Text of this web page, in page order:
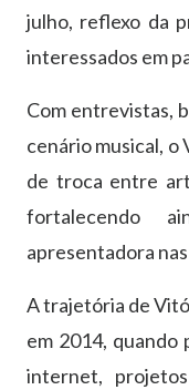
julho, reflexo da
interessados em
Com entrevistas,
cenário musical, o
de troca entre
fortalecendo
apresentadora
A trajetória de
em 2014, quando
internet,